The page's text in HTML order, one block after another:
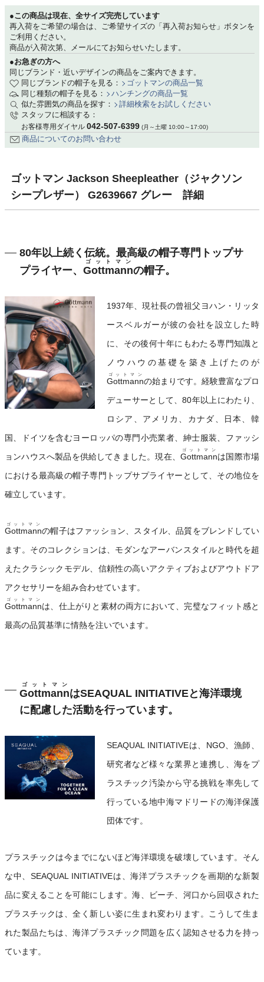
●この商品は現在、全サイズ完売しています
再入荷をご希望の場合は、ご希望サイズの「再入荷お知らせ」ボタンを
ご利用ください。
商品が入荷次第、メールにてお知らせいたします。
●お急ぎの方へ
同じブランド・近いデザインの商品をご案内できます。
同じブランドの帽子を見る：
ゴットマンの商品一覧
同じ種類の帽子を見る：
ハンチングの商品一覧
似た雰囲気の商品を探す：
詳細検索をお試しください
スタッフに相談する：
お客様専用ダイヤル 042-507-6399 (月～土曜 10:00～17:00)
商品についてのお問い合わせ
ゴットマン Jackson Sheepleather（ジャクソン
シープレザー） G2639667 グレー 詳細
80年以上続く伝統。最高級の帽子専門トップサ
プライヤー、 Gottmann
ゴットマン
の帽子。
1937年、現社長の曾祖父ヨハン・リッタ
ースベルガーが彼の会社を設立した時
に、その後何十年にもわたる専門知識と
ノウハウの基礎を築き上げたのが
Gottmann
ゴットマン
の始まりです。経験豊富なプロ
デューサーとして、80年以上にわたり、
ロシア、アメリカ、カナダ、日本、韓
国、ドイツを含むヨーロッパの専門小売業者、紳士服装、ファッシ
ョンハウスへ製品を供給してきました。現在、 Gottmann
ゴットマン
は国際市場
における最高級の帽子専門トップサプライヤーとして、その地位を
確立しています。
Gottmann
ゴットマン
の帽子はファッション、スタイル、品質をブレンドしてい
ます。そのコレクションは、モダンなアーバンスタイルと時代を超
えたクラシックモデル、信頼性の高いアクティブおよびアウトドア
アクセサリーを組み合わせています。
Gottmann
ゴットマン
は、仕上がりと素材の両方において、完璧なフィット感と
最高の品質基準に情熱を注いでいます。
Gottmann
ゴットマン
はSEAQUAL INITIATIVEと海洋環境
に配慮した活動を行っています。
SEAQUAL INITIATIVEは、NGO、漁師、
研究者など様々な業界と連携し、海をプ
ラスチック汚染から守る挑戦を率先して
行っている地中海マドリードの海洋保護
団体です。
プラスチックは今までにないほど海洋環境を破壊しています。そん
な中、SEAQUAL INITIATIVEは、海洋プラスチックを画期的な新製
品に変えることを可能にします。海、ビーチ、河口から回収された
プラスチックは、全く新しい姿に生まれ変わります。こうして生ま
れた製品たちは、海洋プラスチック問題を広く認知させる力を持っ
ています。